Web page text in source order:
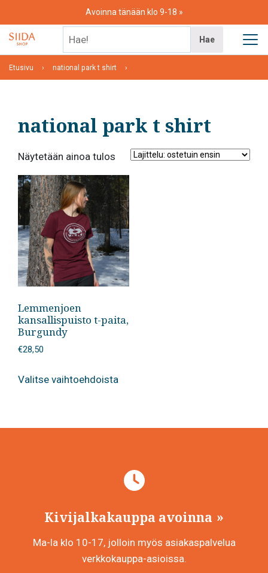
content
Avoinna tänään klo 9-18
Hae
Etusivu national park t shirt
national park t shirt
Näytetään ainoa tulos
Lemmenjoen
kansallispuisto t-paita,
Burgundy
€28,50
Valitse vaihtoehdoistatuotteella
valinnat
sivulla.
Kivijalkakauppa avoinna
Ma-la klo 10-17, jolloin myös asiakaspalvelua
verkkokauppa-asioissa.